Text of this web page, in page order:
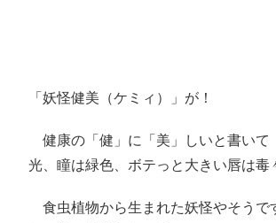
「妖怪健美（ケミィ）」が！
健康の「健」に「美」しいと書いて
光、瞳は緑色、ボテっと大きい唇は毒
食虫植物から生まれた妖怪やそうで